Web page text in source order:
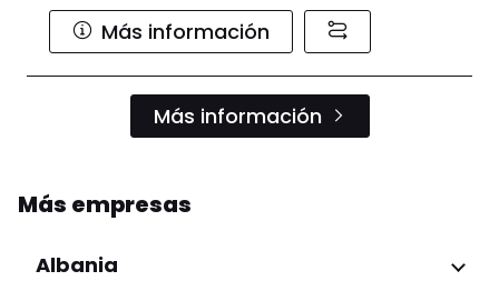
Más información
Más información
Más empresas
Albania